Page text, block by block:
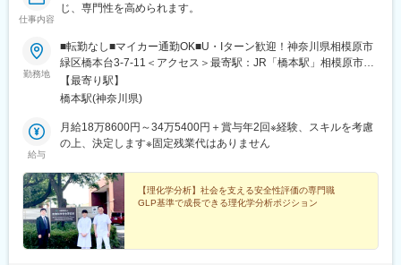
仕事内容
じ、専門性を高められます。
勤務地
■転勤なし■マイカー通勤OK■U・Iターン歓迎！神奈川県相模原市
緑区橋本台3-7-11＜アクセス＞最寄駅：JR「橋本駅」相模原市コ
ミュニティバスをご利用ください。JR「橋本駅」南口発⇒2番乗
り場より「橋30 相模川自然の村」行き乗車⇒「北の丘センタ
【最寄り駅】
橋本駅(神奈川県)
給与
月給18万8600円～34万5400円＋賞与年2回※経験、スキルを考慮
の上、決定します※固定残業代はありません
【理化学分析】社会を支える安全性評価の専門職
GLP基準で成長できる理化学分析ポジション